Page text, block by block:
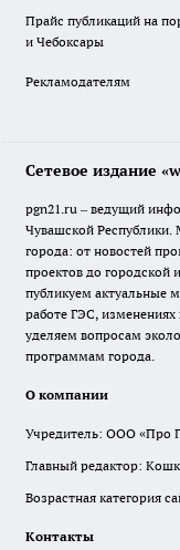
Прайс публикаций на
и Чебоксары
Рекламодателям
Сетевое издание
pgn21.ru – ведущий
Чувашской
города: от новостей
проектов до городской
публикуем актуальные
работе ГЭС,
уделяем вопросам
программам города.
О компании
Учредитель: ООО «Про
Главный редактор:
Возрастная категория
Контакты